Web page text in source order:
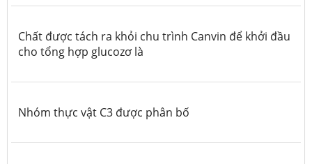
Chất được tách ra khỏi chu trình Canvin để khởi đầu
cho tổng hợp glucozơ là
Nhóm thực vật C3 được phân bố